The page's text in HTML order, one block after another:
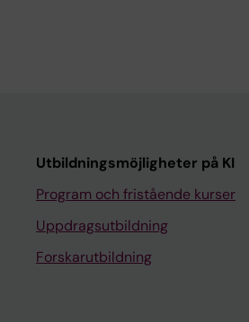
Utbildningsmöjligheter på KI
Program och fristående kurser
Uppdragsutbildning
Forskarutbildning